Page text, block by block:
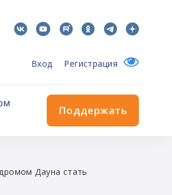
Вход Регистрация
Поддержать
Дауна стать